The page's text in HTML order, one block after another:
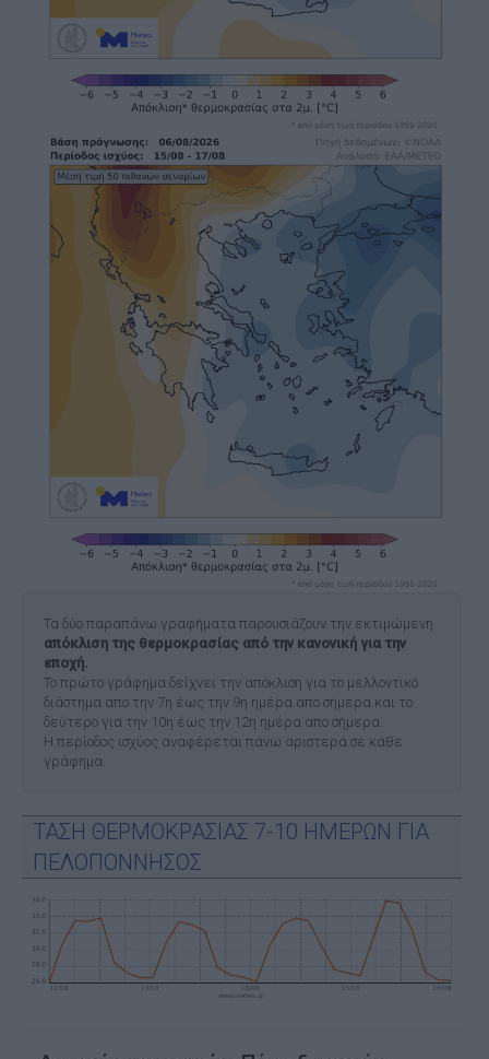
Τα δύο παραπάνω γραφήματα παρουσιάζουν την εκτιμώμενη
απόκλιση της θερμοκρασίας από την κανονική για την
εποχή.
Το πρώτο γράφημα δείχνει την απόκλιση για το μελλοντικό
διάστημα απο την 7η έως την 9η ημέρα απο σήμερα και το
δεύτερο για την 10η έως την 12η ημέρα απο σήμερα.
Η περίοδος ισχύος αναφέρεται πάνω αριστερά σε κάθε
γράφημα.
ΤΑΣΗ ΘΕΡΜΟΚΡΑΣΙΑΣ 7-10 ΗΜΕΡΩΝ ΓΙΑ
ΠΕΛΟΠΟΝΝΗΣΟΣ